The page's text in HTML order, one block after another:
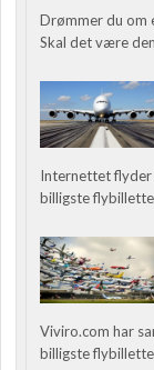
Drømmer du om
Skal det være
Internettet flyder
billigste
Viviro.com har
billigste